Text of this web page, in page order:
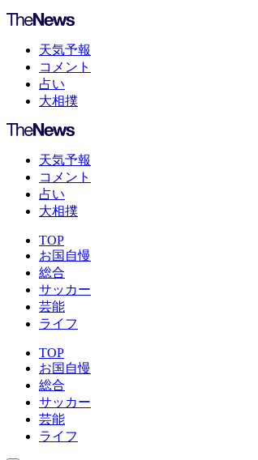
天気予報
コメント
占い
大相撲
天気予報
コメント
占い
大相撲
TOP
お国自慢
総合
サッカー
芸能
ライフ
TOP
お国自慢
総合
サッカー
芸能
ライフ